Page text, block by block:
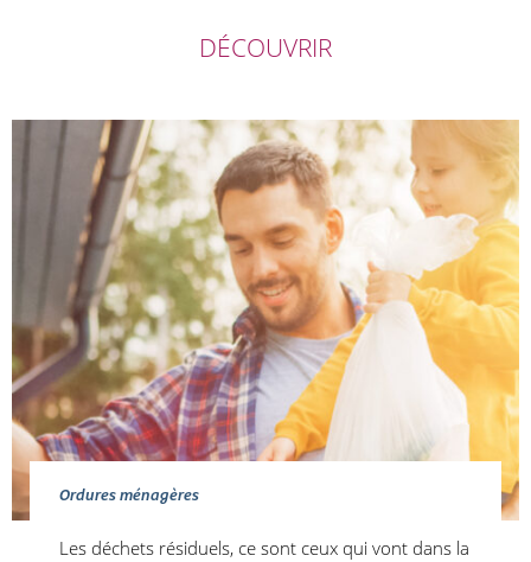
DÉCOUVRIR
Ordures ménagères
Les déchets résiduels, ce sont ceux qui vont dans la